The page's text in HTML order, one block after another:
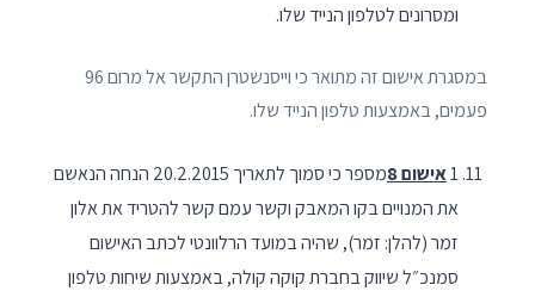
ומסרונים לטלפון הנייד שלו.
במסגרת אישום זה מתואר כי וייסנשטרן התקשר אל מרום 96
פעמים, באמצעות טלפון הנייד שלו.
1אישום 8
מספר כי סמוך לתאריך 20.2.2015 הנחה הנאשם
את המנויים בקו המאבק וקשר עמם קשר להטריד את אלון
זמר (להלן: זמר), שהיה במועד הרלוונטי לכתב האישום
סמנכ״ל שיווק בחברת קוקה קולה, באמצעות שיחות טלפון